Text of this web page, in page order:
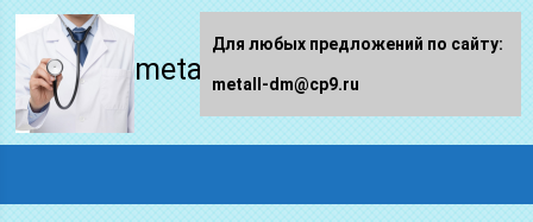
metall-dm.ru
Для любых предложений по сайту:
metall-dm@cp9.ru